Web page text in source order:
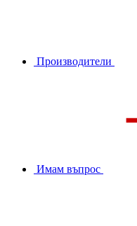
Производители
Имам въпрос